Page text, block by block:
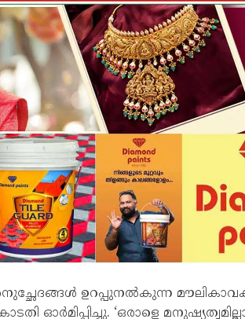
ഉറപ്പുനൽകുന്ന
ഓർമിപ്പിച്ചു. ‘ഒരാളെ